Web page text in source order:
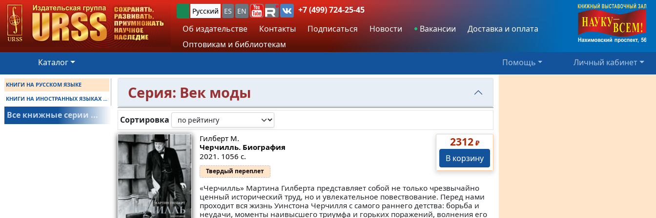
Русский ES EN
+7 (499) 724-25-45
Об издательстве
Контакты Подписаться Новости Вакансии
Доставка и оплата
Оптовикам и библиотекам
Каталог
Помощь Личный кабинет
КНИГИ НА РУССКОМ ЯЗЫКЕ
КНИГИ НА ИНОСТРАННЫХ ЯЗЫКАХ ...
Все книжные серии ...
Серия: Век моды
Сортировка
2312 ₽
В корзину
Гилберт М.
Черчилль. Биография
2021. 1056 с.
Твердый переплет
«Черчилль» Мартина Гилберта представляет собой не только чрезвычайно
ценный исторический труд, но и увлекательное повествование. Перед нами
проходит вся жизнь Уинстона Черчилля с самого раннего детства: борьба и
неудачи, моменты наивысшего триумфа и горьких поражений, волнения его